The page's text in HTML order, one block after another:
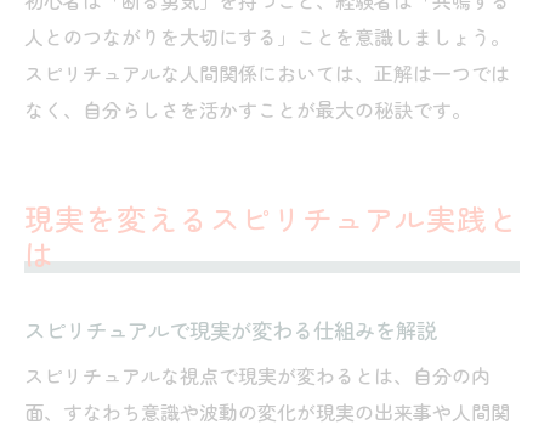
人とのつながりを大切にする」ことを意識しましょう。
スピリチュアルな人間関係においては、正解は一つでは
なく、自分らしさを活かすことが最大の秘訣です。
現実を変えるスピリチュアル実践と
は
スピリチュアルで現実が変わる仕組みを解説
スピリチュアルな視点で現実が変わるとは、自分の内
面、すなわち意識や波動の変化が現実の出来事や人間関